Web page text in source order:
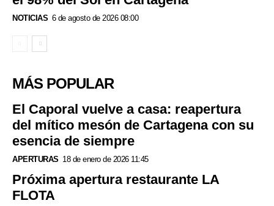
NOTICIAS 6 de agosto de 2026 08:00
MÁS POPULAR
El Caporal vuelve a casa: reapertura
del mítico mesón de Cartagena con su
esencia de siempre
APERTURAS 18 de enero de 2026 11:45
Próxima apertura restaurante LA
FLOTA